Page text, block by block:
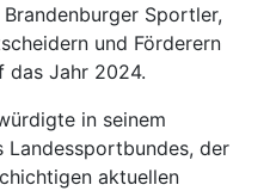
Sportler,
und Förderern
das Jahr 2024.
in seinem
der
aktuellen